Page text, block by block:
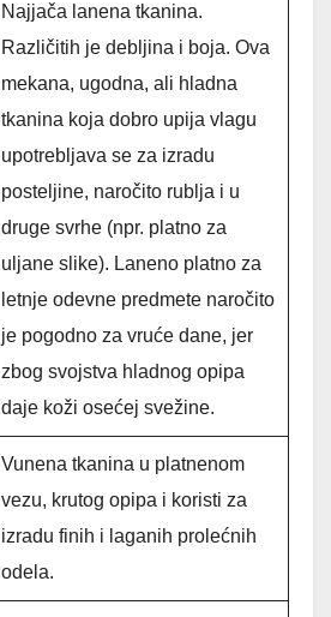
Najjača lanena tkanina.
Različitih je debljina i boja. Ova
mekana, ugodna, ali hladna
tkanina koja dobro upija vlagu
upotrebljava se za izradu
posteljine, naročito rublja i u
druge svrhe (npr. platno za
uljane slike). Laneno platno za
letnje odevne predmete naročito
je pogodno za vruće dane, jer
zbog svojstva hladnog opipa
daje koži osećej svežine.
Vunena tkanina u platnenom
vezu, krutog opipa i koristi za
izradu finih i laganih prolećnih
odela.